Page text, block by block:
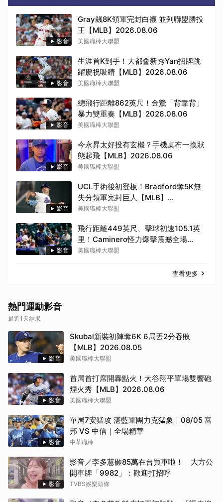
影音
Gray飆8K領軍完封白襪 並列聯盟勝投
王【MLB】2026.08.06
美國職棒大聯盟
影音
生涯首K到手！大都會新秀Yan招牌跳
躍慶祝吸睛【MLB】2026.08.06
美國職棒大聯盟
影音
總飛行距離862英尺！金鶯「背靠背」
暴力雙重奏【MLB】2026.08.06
美國職棒大聯盟
影音
今永昇太好投有玄機？手機桌布一換狀
態起飛【MLB】2026.08.06
美國職棒大聯盟
影音
UCL手術後初登板！Bradford奪5K無
失分領軍完封巨人【MLB】
2026.08.06
美國職棒大聯盟
影音
飛行距離449英尺、擊球初速105.1英
里！Caminero怪力爆擊震撼全場
【MLB】2026.08.06
美國職棒大聯盟
查看更多
熱門運動影音
最近1天結果
影音
Skubal新裝初陣奪6K 6局丟2分吞敗
【MLB】2026.08.05
美國職棒大聯盟
影音
首局首打席開轟點火！大谷翔平單場雙響砲
煙火秀【MLB】2026.08.06
美國職棒大聯盟
影音
單局7安猛攻 湛藍軍團力克猛象｜08/05 富
邦 VS 中信｜全場精華
中華職棒
影音
影音／李多慧砸85萬在台買車啦！ 大方公
開車牌「9982」：歡迎打招呼
TVBS娛樂頭條